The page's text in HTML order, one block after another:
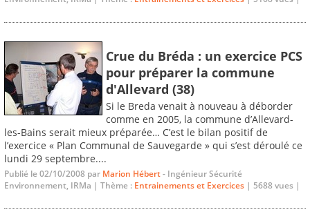
Crue du Bréda : un exercice PCS
pour préparer la commune
d'Allevard (38)
Si le Breda venait à nouveau à déborder
comme en 2005, la commune d’Allevard-
les-Bains serait mieux préparée… C’est le bilan positif de
l’exercice « Plan Communal de Sauvegarde » qui s’est déroulé ce
lundi 29 septembre....
Publié le 02/10/2008 par Marion Hébert- Ingénieur Sécurité
Environnement, IRMa | Thème : Entrainements et Exercices | 5688 vues |